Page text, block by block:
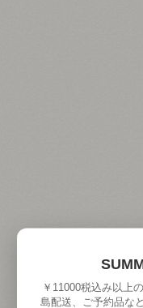
￥11000税込み以上
島配送、ご予約品な